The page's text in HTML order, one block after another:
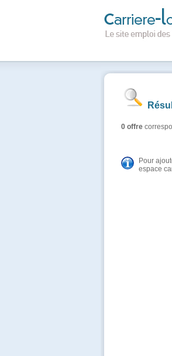
0 offre
Pour
espace